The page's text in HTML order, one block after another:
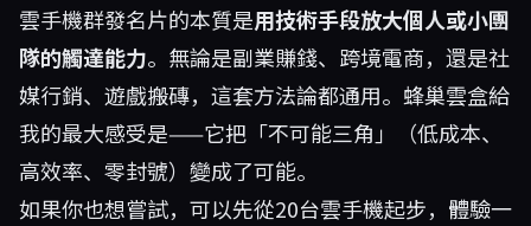
雲手機群發名片的本質是用技術手段放大個人或小團
隊的觸達能力。無論是副業賺錢、跨境電商，還是社
媒行銷、遊戲搬磚，這套方法論都通用。蜂巢雲盒給
我的最大感受是——它把「不可能三角」（低成本、
高效率、零封號）變成了可能。
如果你也想嘗試，可以先從20台雲手機起步，體驗一